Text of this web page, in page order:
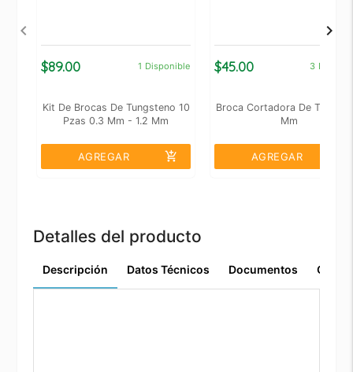
$89.00 1 Disponible
Kit De Brocas De Tungsteno 10
Pzas 0.3 Mm - 1.2 Mm
AGREGAR add_shopping_cart
$45.00 3
Broca Cortadora De Titanio
Mm
AGREGAR
Detalles del producto
Descripción Datos Técnicos Documentos